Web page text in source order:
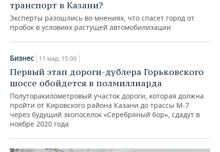
транспорт в Казани?
Эксперты разошлись во мнениях, что спасет город от
пробок в условиях растущей автомобилизации
Бизнес 11 мар, 15:00
Первый этап дороги-дублера Горьковского
шоссе обойдется в полмиллиарда
Полуторакилометровый участок дороги, которая должна
пройти от Кировского района Казани до трассы М-7
через будущий экопоселок «Серебряный бор», сдадут в
ноябре 2020 года